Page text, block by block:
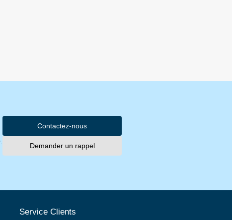
Contactez-nous
Demander un rappel
Service Clients